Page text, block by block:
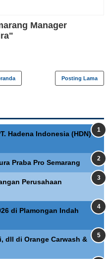
Manager
Posting Lama
Hadena Indonesia (HDN)
Praba Pro Semarang
Perusahaan
di Plamongan Indah
dll di Orange Carwash &